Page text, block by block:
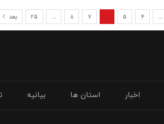
… ۴ ۵ ۷ ۸ … ۲۵ بعد
اخبار استان ها بیانیه